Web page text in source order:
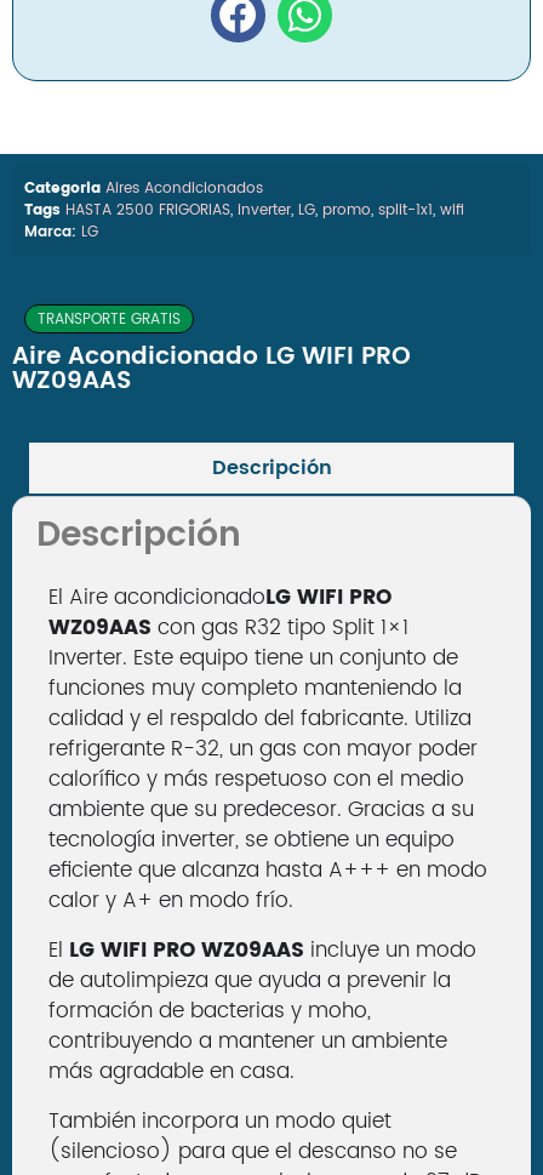
Categoria Aires Acondicionados
Tags HASTA 2500 FRIGORIAS, inverter, LG, promo, split-1x1, wifi
Marca: LG
TRANSPORTE GRATIS
Aire Acondicionado LG WIFI PRO
WZ09AAS
Descripción
Descripción
El Aire acondicionadoLG WIFI PRO
WZ09AAS con gas R32 tipo Split 1×1
Inverter. Este equipo tiene un conjunto de
funciones muy completo manteniendo la
calidad y el respaldo del fabricante. Utiliza
refrigerante R-32, un gas con mayor poder
calorífico y más respetuoso con el medio
ambiente que su predecesor. Gracias a su
tecnología inverter, se obtiene un equipo
eficiente que alcanza hasta A+++ en modo
calor y A+ en modo frío.
El LG WIFI PRO WZ09AAS incluye un modo
de autolimpieza que ayuda a prevenir la
formación de bacterias y moho,
contribuyendo a mantener un ambiente
más agradable en casa.
También incorpora un modo quiet
(silencioso) para que el descanso no se